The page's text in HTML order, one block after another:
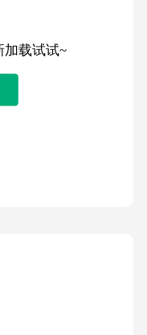
加载试试~